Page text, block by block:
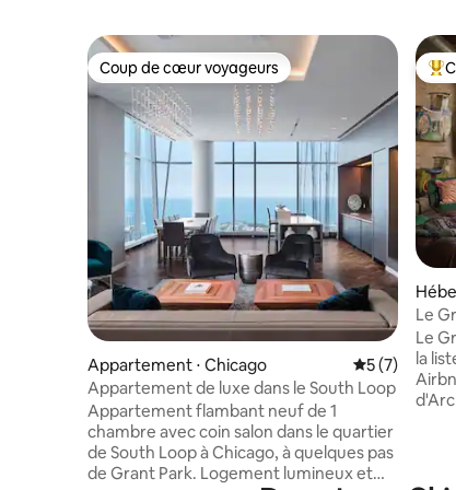
Coup de cœur voyageurs
Coup de cœur voyageurs
Appartement ⋅ Chicago Évaluation
5 (7)
Appartement de luxe dans le South Loop
Appartement flambant neuf de 1
chambre avec coin salon dans le quartier
de South Loop à Chicago, à quelques pas
de Grant Park. Logement lumineux et
Le
15
Le
la
Jack